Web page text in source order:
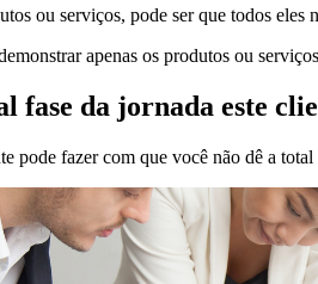
ou serviços, pode ser que todos eles
apenas os produtos ou
fase da jornada este
pode fazer com que você não dê a